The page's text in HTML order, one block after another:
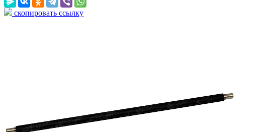
скопировать ссылку